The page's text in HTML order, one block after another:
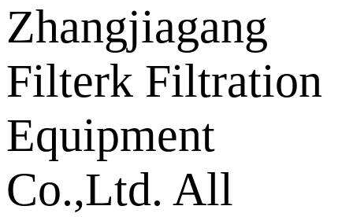
Zhangjiagang
Filterk Filtration
Equipment
Co.,Ltd. All